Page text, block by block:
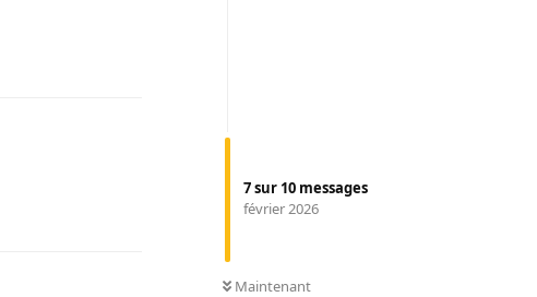
7sur 10 messages
février 2026
Maintenant